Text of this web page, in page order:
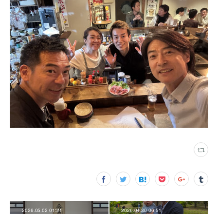
2026.05.02 01:21 2026.04.30 06:51